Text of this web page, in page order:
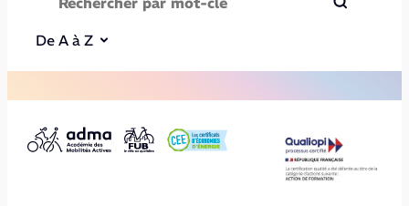
De A à Z